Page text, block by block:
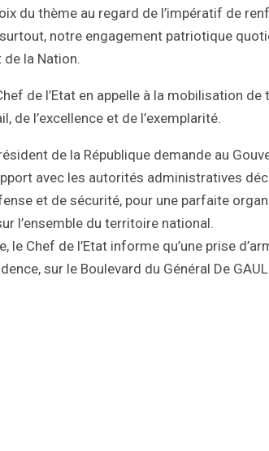
du thème au regard de l’impératif de
notre engagement patriotique
de la Nation.
de l’Etat en appelle à la mobilisation
de l’excellence et de l’exemplarité.
de la République demande au
avec les autorités administratives
et de sécurité, pour une parfaite
l’ensemble du territoire national.
le Chef de l’Etat informe qu’une prise
sur le Boulevard du Général De